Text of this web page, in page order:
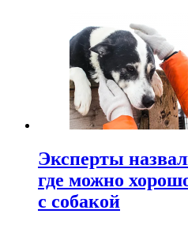
Эксперты
где можно
с собакой